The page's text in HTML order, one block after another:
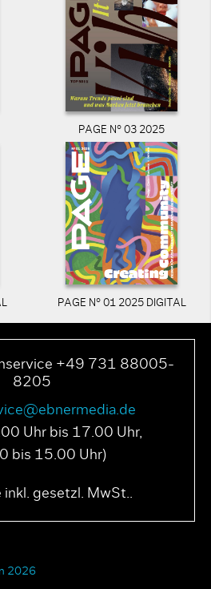
PAGE N° 03 2025
PAGE N° 01 2025 DIGITAL
+49 731 88005-
8205
Uhr bis 17.00 Uhr,
bis 15.00 Uhr)
inkl. gesetzl. MwSt..
2026